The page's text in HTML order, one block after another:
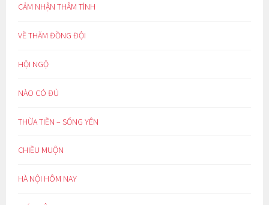
CẢM NHẬN THÂM TÌNH
VỀ THĂM ĐỒNG ĐỘI
HỘI NGỘ
NÀO CÓ ĐỦ
THỪA TIỀN – SỐNG YÊN
CHIỀU MUỘN
HÀ NỘI HÔM NAY